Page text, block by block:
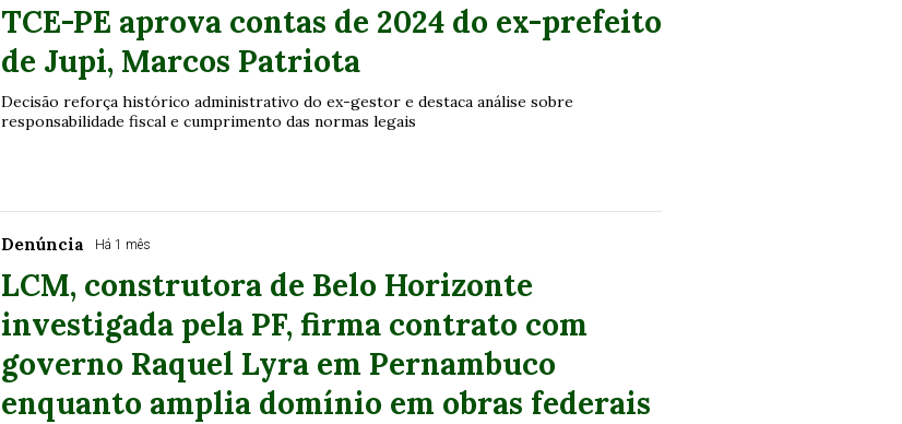
TCE-PE aprova contas de 2024 do ex-prefeito
de Jupi, Marcos Patriota
Decisão reforça histórico administrativo do ex-gestor e destaca análise sobre
responsabilidade fiscal e cumprimento das normas legais
Denúncia Há 1 mês
LCM, construtora de Belo Horizonte
investigada pela PF, firma contrato com
governo Raquel Lyra em Pernambuco
enquanto amplia domínio em obras federais